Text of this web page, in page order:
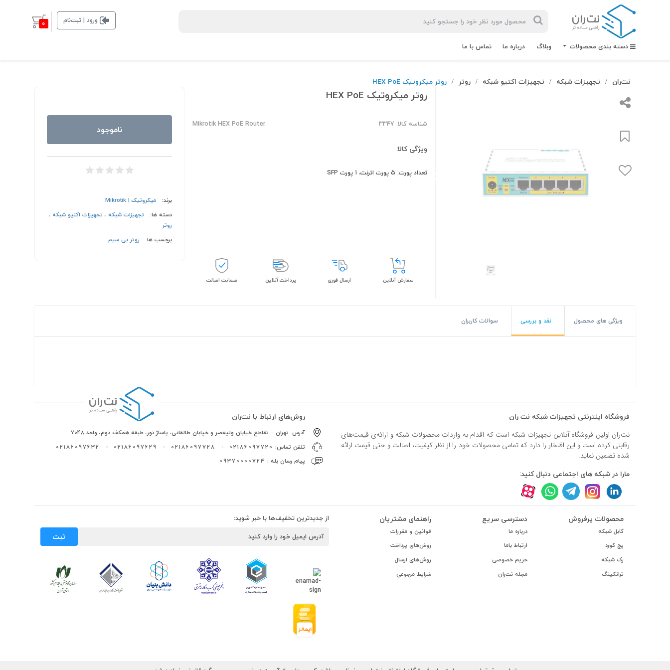
ورود | ثبت‌نام 0
دسته بندی محصولات وبلاگ درباره ما تماس با ما
#ترانکینگ لگراند
#ترانکینگ دانوب
#پچ پنل لگراند
#داکت ساده
نت‌ران / تجهیزات شبکه / تجهیزات اکتیو شبکه / روتر / روتر میکروتیک HEX PoE
روتر میکروتیک HEX PoE
شناسه کالا: 3347 Mikrotik HEX PoE Router
ویژگی کالا:
تعداد پورت: 5 پورت اترنت، 1 پورت SFP
سفارش آنلاین ارسال فوری پرداخت آنلاین ضمانت اصالت
ناموجود
برند:
میکروتیک | Mikrotik
دسته ها:
تجهیزات شبکه، تجهیزات اکتیو شبکه،
روتر
برچسب ها:
روتر بی سیم
ویژگی های محصول نقد و بررسی سوالات کاربران
فروشگاه اینترنتی تجهیزات شبکه نت ران
نت‌ران اولین فروشگاه آنلاین تجهیزات شبکه است که اقدام به واردات محصولات شبکه و ارائه‌ی قیمت‌های
رقابتی کرده است و این افتخار را دارد که تمامی محصولات خود را از نظر کیفیت، اصالت و حتی قیمت ارائه
شده تضمین نماید.
مارا در شبکه های اجتماعی دنبال کنید:
روش‌های ارتباط با نت‌ران
آدرس: تهران – تقاطع خیابان ولیعصر و خیابان طالقانی، پاساژ نور، طبقه همکف دوم، واحد 7048
تلفن تماس: 02186097720
-
02186097728
-
02186097629
-
02186097632
پیام رسان بله : 09370000724
محصولات پرفروش
کابل شبکه
پچ کورد
رک شبکه
ترانکینگ
دسترسی سریع
درباره ما
ارتباط باما
حریم خصوصی
مجله نت‌ران
راهنمای مشتریان
قوانین و مقررات
روش‌های پرداخت
روش‌های ارسال
شرایط مرجوعی
از جدیدترین تخفیف‌ها با خبر شوید:
ثبت